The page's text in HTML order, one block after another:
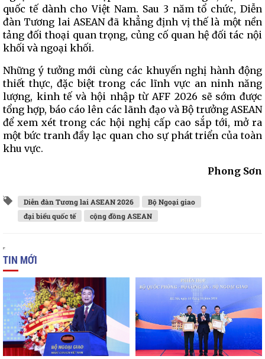
quốc tế dành cho Việt Nam. Sau 3 năm tổ chức, Diễn
đàn Tương lai ASEAN đã khẳng định vị thế là một nền
tảng đối thoại quan trọng, củng cố quan hệ đối tác nội
khối và ngoại khối.
Những ý tưởng mới cùng các khuyến nghị hành động
thiết thực, đặc biệt trong các lĩnh vực an ninh năng
lượng, kinh tế và hội nhập từ AFF 2026 sẽ sớm được
tổng hợp, báo cáo lên các lãnh đạo và Bộ trưởng ASEAN
để xem xét trong các hội nghị cấp cao sắp tới, mở ra
một bức tranh đầy lạc quan cho sự phát triển của toàn
khu vực.
Phong Sơn
Diễn đàn Tương lai ASEAN 2026
Bộ Ngoại giao
đại biểu quốc tế
cộng đồng ASEAN
TIN MỚI